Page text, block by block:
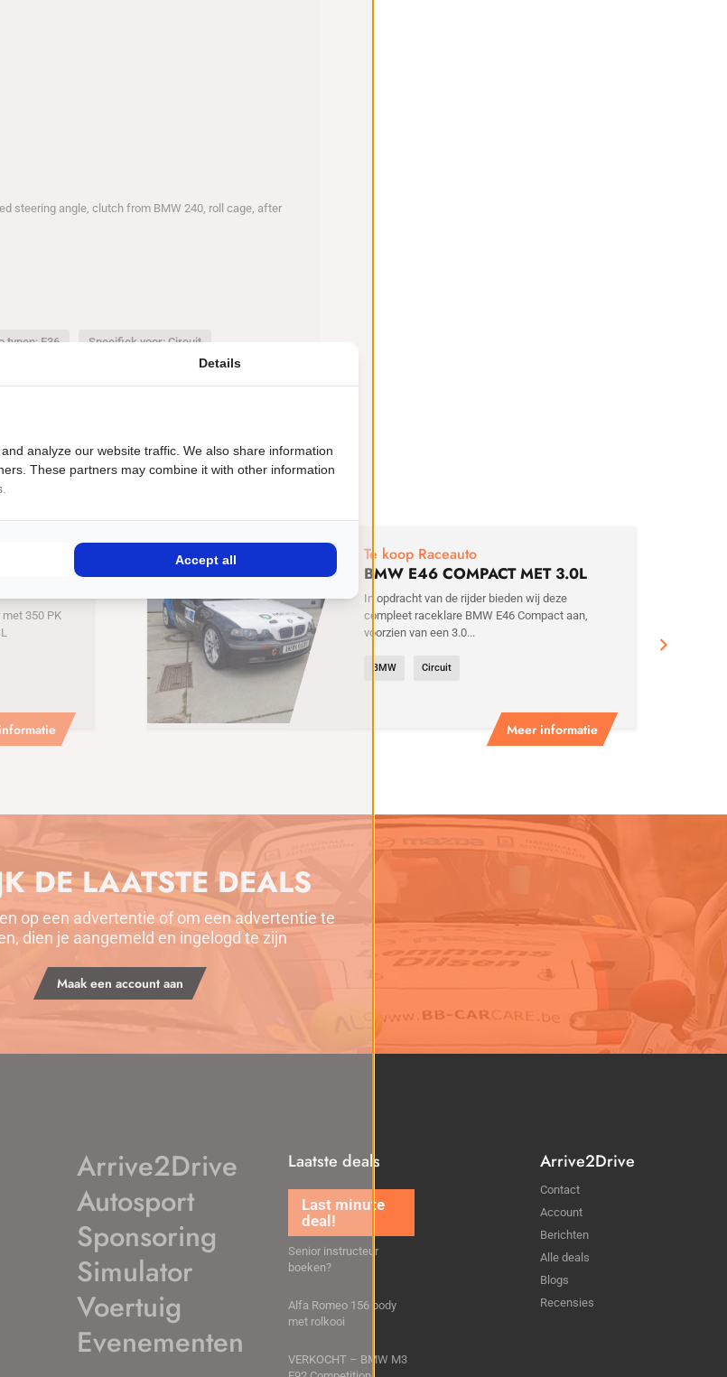
steering angle, clutch from BMW 240, roll cage, after
typen: E36 Specifiek voor: Circuit
350 PK
Meer informatie
Te koop Raceauto
BMW E46 COMPACT MET 3.0L
MOTOR
In opdracht van de rijder bieden wij deze
compleet raceklare BMW E46 Compact aan,
voorzien van een 3.0...
BMW Circuit
DE LAATSTE DEALS
op een advertentie of om een advertentie te
dien je aangemeld en ingelogd te zijn
Maak een account aan
Arrive2Drive
Autosport
Sponsoring
Simulator
Voertuig
Evenementen
Laatste deals
Rijder gezocht voor
DNRT Endurance 13 Mei
Senior instructeur
boeken?
Alfa Romeo 156 body
met rolkooi
VERKOCHT – BMW M3
Arrive2Drive
Contact
Account
Berichten
Alle deals
Blogs
Recensies
Details
analyze our website traffic. We also share information
These partners may combine it with other information
Accept all